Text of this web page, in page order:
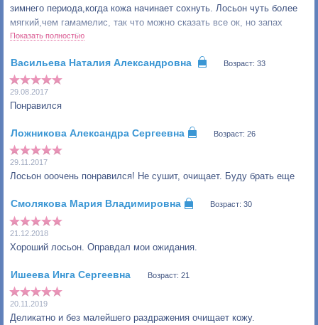
зимнего периода,когда кожа начинает сохнуть. Лосьон чуть более
мягкий,чем гамамелис, так что можно сказать все ок, но запах
менее приятный
Показать полностью
Возраст: 33
29.08.2017
Понравился
Возраст: 26
29.11.2017
Лосьон ооочень понравился! Не сушит, очищает. Буду брать еще
Возраст: 30
21.12.2018
Хороший лосьон. Оправдал мои ожидания.
Возраст: 21
20.11.2019
Деликатно и без малейшего раздражения очищает кожу.